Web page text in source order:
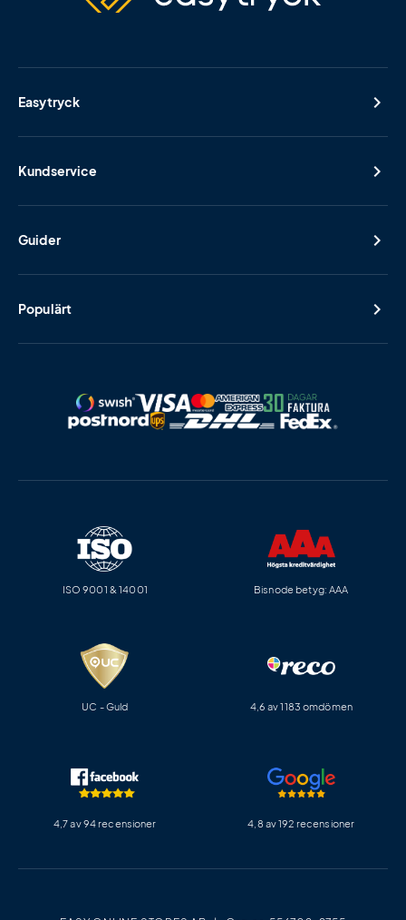
Easytryck
Kundservice
Guider
Populärt
ISO 9001 & 14001 Bisnode betyg: AAA
UC - Guld 4,6 av 1183 omdömen
4,7 av 94 recensioner 4,8 av 192 recensioner